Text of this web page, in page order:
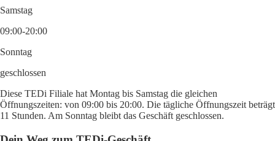
Samstag
09:00-20:00
Sonntag
geschlossen
Diese TEDi Filiale hat Montag bis Samstag die gleichen
Öffnungszeiten: von 09:00 bis 20:00. Die tägliche Öffnungszeit beträgt
11 Stunden. Am Sonntag bleibt das Geschäft geschlossen.